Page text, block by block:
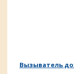
Вызыватель